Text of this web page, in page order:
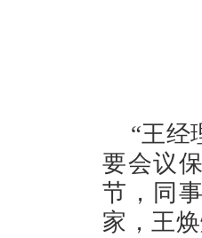
“王经
要会议
节，同
家，王